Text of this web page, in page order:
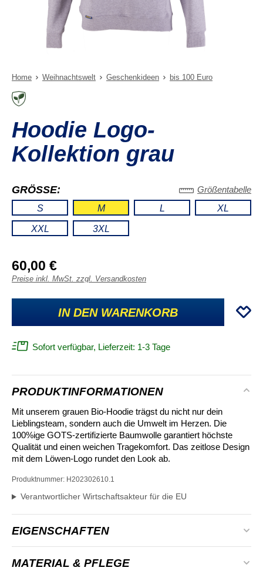
Home Weihnachtswelt Geschenkideen bis 100 Euro
Hoodie Logo-
Kollektion grau
GRÖSSE:
Größentabelle
S
M L XL
XXL 3XL
60,00 €
Preise inkl. MwSt. zzgl. Versandkosten
IN DEN WARENKORB
Sofort verfügbar, Lieferzeit: 1-3 Tage
PRODUKTINFORMATIONEN
Mit unserem grauen Bio-Hoodie trägst du nicht nur dein
Lieblingsteam, sondern auch die Umwelt im Herzen. Die
100%ige GOTS-zertifizierte Baumwolle garantiert höchste
Qualität und einen weichen Tragekomfort. Das zeitlose Design
mit dem Löwen-Logo rundet den Look ab.
Produktnummer: H202302610.1
Verantwortlicher Wirtschaftsakteur für die EU
EIGENSCHAFTEN
MATERIAL & PFLEGE